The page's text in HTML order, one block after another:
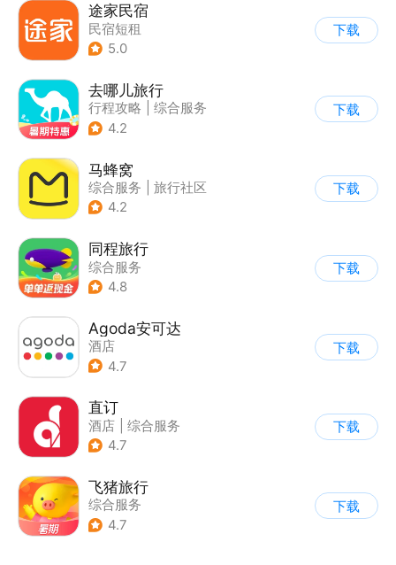
途家民宿
民宿短租
5.0
下载
去哪儿旅行
行程攻略
综合服务
4.2
下载
马蜂窝
综合服务
旅行社区
4.2
下载
同程旅行
综合服务
4.8
下载
Agoda安可达
酒店
4.7
下载
直订
酒店
综合服务
4.7
下载
飞猪旅行
综合服务
4.7
下载